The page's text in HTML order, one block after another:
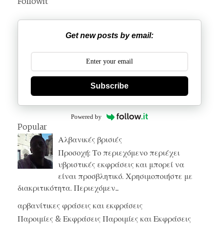
Get new posts by email:
Subscribe
Powered by
Popular
Αλβανικές βρισιές
Προσοχή: Το περιεχόμενο περιέχει
υβριστικές εκφράσεις και μπορεί να
είναι προσβλητικό. Χρησιμοποιήστε με
διακριτικότητα. Περιεχόμεν...
αρβανίτικες φράσεις και εκφράσεις
Παροιμίες & Εκφράσεις Παροιμίες και Εκφράσεις